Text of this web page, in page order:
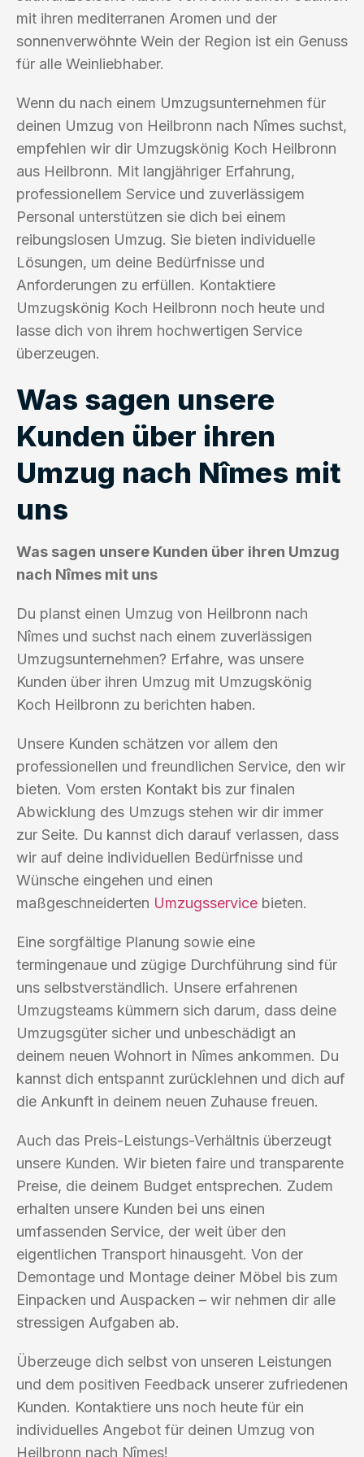
mit ihren mediterranen Aromen und der
sonnenverwöhnte Wein der Region ist ein Genuss
für alle Weinliebhaber.
Wenn du nach einem Umzugsunternehmen für
deinen Umzug von Heilbronn nach Nîmes suchst,
empfehlen wir dir Umzugskönig Koch Heilbronn
aus Heilbronn. Mit langjähriger Erfahrung,
professionellem Service und zuverlässigem
Personal unterstützen sie dich bei einem
reibungslosen Umzug. Sie bieten individuelle
Lösungen, um deine Bedürfnisse und
Anforderungen zu erfüllen. Kontaktiere
Umzugskönig Koch Heilbronn noch heute und
lasse dich von ihrem hochwertigen Service
überzeugen.
Was sagen unsere
Kunden über ihren
Umzug nach Nîmes mit
uns
Was sagen unsere Kunden über ihren Umzug
nach Nîmes mit uns
Du planst einen Umzug von Heilbronn nach
Nîmes und suchst nach einem zuverlässigen
Umzugsunternehmen? Erfahre, was unsere
Kunden über ihren Umzug mit Umzugskönig
Koch Heilbronn zu berichten haben.
Unsere Kunden schätzen vor allem den
professionellen und freundlichen Service, den wir
bieten. Vom ersten Kontakt bis zur finalen
Abwicklung des Umzugs stehen wir dir immer
zur Seite. Du kannst dich darauf verlassen, dass
wir auf deine individuellen Bedürfnisse und
Wünsche eingehen und einen
maßgeschneiderten Umzugsservice bieten.
Eine sorgfältige Planung sowie eine
termingenaue und zügige Durchführung sind für
uns selbstverständlich. Unsere erfahrenen
Umzugsteams kümmern sich darum, dass deine
Umzugsgüter sicher und unbeschädigt an
deinem neuen Wohnort in Nîmes ankommen. Du
kannst dich entspannt zurücklehnen und dich auf
die Ankunft in deinem neuen Zuhause freuen.
Auch das Preis-Leistungs-Verhältnis überzeugt
unsere Kunden. Wir bieten faire und transparente
Preise, die deinem Budget entsprechen. Zudem
erhalten unsere Kunden bei uns einen
umfassenden Service, der weit über den
eigentlichen Transport hinausgeht. Von der
Demontage und Montage deiner Möbel bis zum
Einpacken und Auspacken – wir nehmen dir alle
stressigen Aufgaben ab.
Überzeuge dich selbst von unseren Leistungen
und dem positiven Feedback unserer zufriedenen
Kunden. Kontaktiere uns noch heute für ein
individuelles Angebot für deinen Umzug von
Heilbronn nach Nîmes!